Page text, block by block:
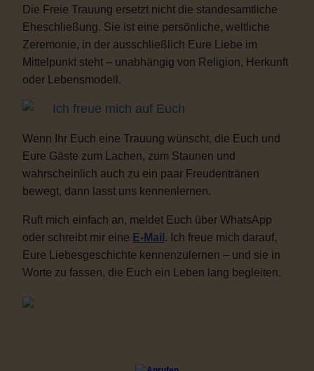
Die Freie Trauung ersetzt nicht die standesamtliche
Eheschließung. Sie ist eine persönliche, weltliche
Zeremonie, in der ausschließlich Eure Liebe im
Mittelpunkt steht – unabhängig von Religion, Herkunft
oder Lebensmodell.
Ich freue mich auf Euch
Wenn Ihr Euch eine Trauung wünscht, die Euch und
Eure Gäste zum Lachen, zum Staunen und
wahrscheinlich auch zu ein paar Freudentränen
bewegt, dann lasst uns kennenlernen.
Ruft mich einfach an, meldet Euch über WhatsApp
oder schreibt mir eine E-Mail . Ich freue mich darauf,
Eure Liebesgeschichte kennenzulernen – und sie in
Worte zu fassen, die Euch ein Leben lang begleiten.